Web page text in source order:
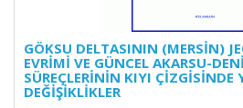
GÖKSU DELTASININ (MERSİN)
EVRİMİ VE GÜNCEL AKARSU-
SÜREÇLERİNİN KIYI ÇİZGİSİNDE
DEĞİŞİKLİKLER